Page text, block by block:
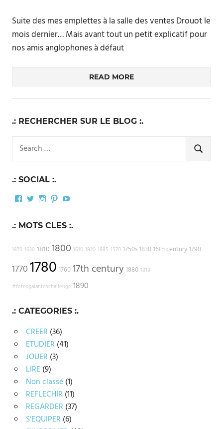
Suite des mes emplettes à la salle des ventes Drouot le
mois dernier… Mais avant tout un petit explicatif pour
nos amis anglophones à défaut
READ MORE
.: RECHERCHER SUR LE BLOG :.
for:
SEARCH
.: SOCIAL :.
Facebook
TwitterInstagram
PinterestYouTube
.: MOTS CLES :.
1870 1630 1810 1800 1610 1820 1885 1570 1750s 1830 16th century 1790
17701780 1760 17th century 1880 1818
#fetesgalanteschallenge 1890
.: CATEGORIES :.
CREER (36)
ETUDIER (41)
JOUER (3)
LIRE(9)
Non classé(1)
REFLECHIR (11)
REGARDER (37)
S'EQUIPER (6)